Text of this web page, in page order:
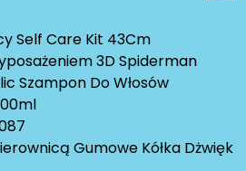
Self Care Kit 43Cm
3D Spiderman
Szampon Do Włosów
Gumowe Kółka Dżwięk